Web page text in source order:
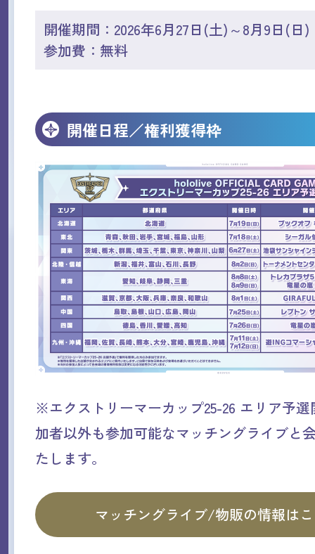
開催期間：2026年6月27日(土)～8月9日(日)
参加費：無料
開催日程／権利獲得枠
※エクストリーマーカップ25-26 エリア予
加者以外も参加可能なマッチングライブと
たします。
マッチングライブ/物販の情報は